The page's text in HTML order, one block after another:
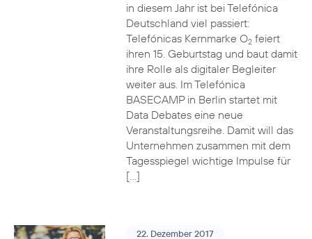
in diesem Jahr ist bei Telefónica
Deutschland viel passiert:
Telefónicas Kernmarke O2feiert
ihren 15. Geburtstag und baut damit
ihre Rolle als digitaler Begleiter
weiter aus. Im Telefónica
BASECAMP in Berlin startet mit
Data Debates eine neue
Veranstaltungsreihe. Damit will das
Unternehmen zusammen mit dem
Tagesspiegel wichtige Impulse für
[…]
22. Dezember 2017